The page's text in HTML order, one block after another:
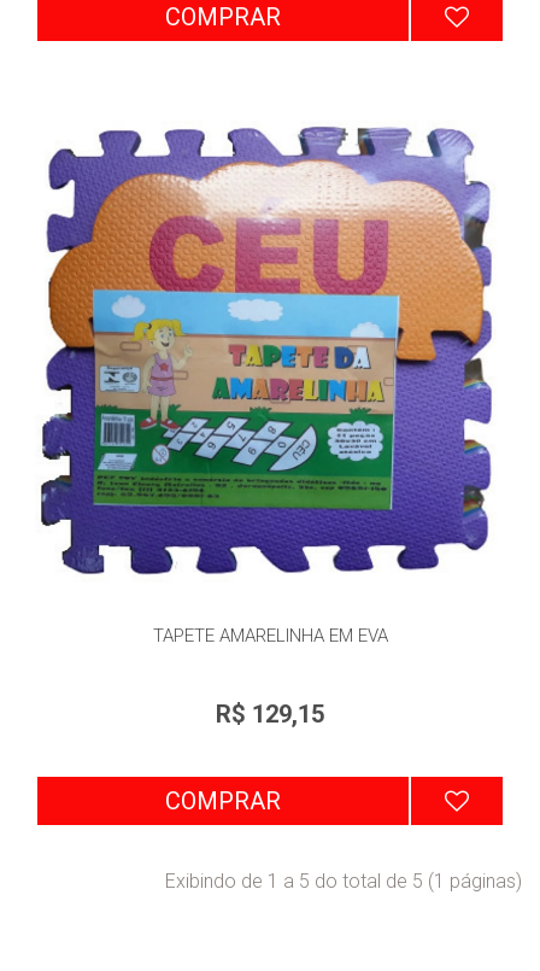
COMPRAR
TAPETE AMARELINHA EM EVA
R$ 129,15
COMPRAR
Exibindo de 1 a 5 do total de 5 (1 páginas)